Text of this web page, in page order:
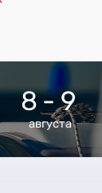
8 - 9
августа